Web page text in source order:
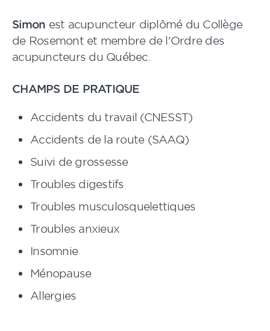
Simon est acupuncteur diplômé du Collège
de Rosemont et membre de l'Ordre des
acupuncteurs du Québec.
CHAMPS DE PRATIQUE
Accidents du travail (CNESST)
Accidents de la route (SAAQ)
Suivi de grossesse
Troubles digestifs
Troubles musculosquelettiques
Troubles anxieux
Insomnie
Ménopause
Allergies